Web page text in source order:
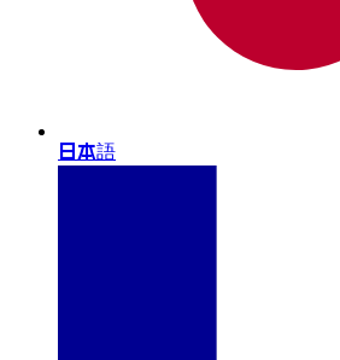
日本語